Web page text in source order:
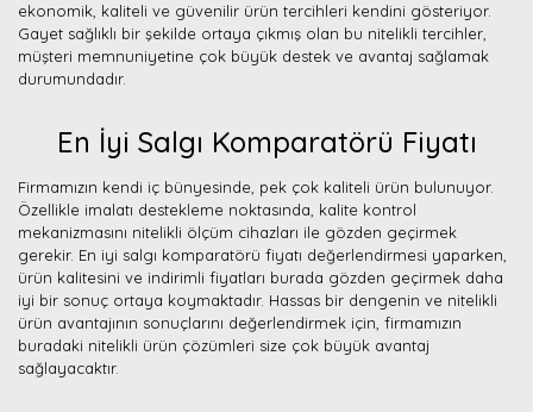
ekonomik, kaliteli ve güvenilir ürün tercihleri kendini gösteriyor.
Gayet sağlıklı bir şekilde ortaya çıkmış olan bu nitelikli tercihler,
müşteri memnuniyetine çok büyük destek ve avantaj sağlamak
durumundadır.
En İyi Salgı Komparatörü Fiyatı
Firmamızın kendi iç bünyesinde, pek çok kaliteli ürün bulunuyor.
Özellikle imalatı destekleme noktasında, kalite kontrol
mekanizmasını nitelikli ölçüm cihazları ile gözden geçirmek
gerekir. En iyi salgı komparatörü fiyatı değerlendirmesi yaparken,
ürün kalitesini ve indirimli fiyatları burada gözden geçirmek daha
iyi bir sonuç ortaya koymaktadır. Hassas bir dengenin ve nitelikli
ürün avantajının sonuçlarını değerlendirmek için, firmamızın
buradaki nitelikli ürün çözümleri size çok büyük avantaj
sağlayacaktır.